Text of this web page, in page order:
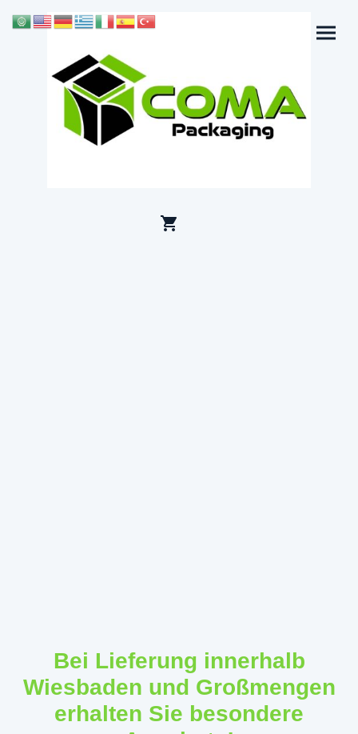
Bei Lieferung innerhalb
Wiesbaden und Großmengen
erhalten Sie besondere